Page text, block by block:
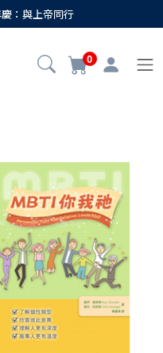
：與上帝同行
0